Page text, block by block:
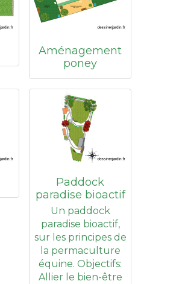
Aménagement
poney
Paddock
paradise bioactif
Un paddock
paradise bioactif,
sur les principes de
la permaculture
équine. Objectifs:
Allier le bien-être